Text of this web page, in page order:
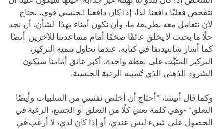
نتفحص فعليًا دافعنا. لذا، إذا كان دافعنا الجنسي قوي، نحتاج
لأن نتعامل معه بطريقة ما، وأن نكون أمناء بهذا الشأن، أن نجد
حلًا ما بحيث لا يخلق عائقًا ضخمًا أمام مساعدتنا للآخرين. أيضًا
كما أشار شانتيديفا في كتابه، عندما نحاول تنمية التركيز،
التركيز المثبَّت على نقطة واحدة، أكبر عائق أمامنا سيكون
الشرود الذهني الذي تُسببه الرغبة الجنسية.
وكما قال أتيشا، "أحتاج أن أخلص نفسي من السلبيات وأيضًا
التعلق" -وهي كلمة تعني كلًا من التعلق أو الجشع، الرغبة في
الحصول على شيء ليس عندي، أو إذا كان لدي، لا أرغب في